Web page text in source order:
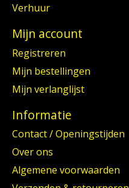
Verhuur
Mijn account
Registreren
Mijn bestellingen
Mijn verlanglijst
Informatie
Contact / Openingstijden
Over ons
Algemene voorwaarden